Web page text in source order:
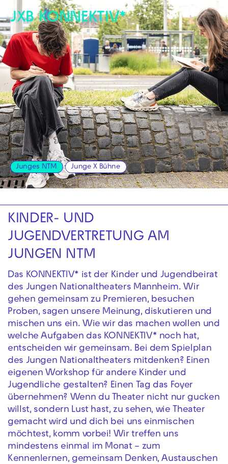
Zur Hauptnavigation springen
Zum Hauptinhalt springen Zum Footer springen
JXB KONNEKTIV*
Junges NTM Junge X Bühne
KINDER- UND
JUGENDVERTRETUNG AM
JUNGEN NTM
Das KONNEKTIV* ist der Kinder und Jugendbeirat
des Jungen Nationaltheaters Mannheim. Wir
gehen gemeinsam zu Premieren, besuchen
Proben, sagen unsere Meinung, diskutieren und
mischen uns ein. Wie wir das machen wollen und
welche Aufgaben das KONNEKTIV* noch hat,
entscheiden wir gemeinsam. Bei dem Spielplan
des Jungen Nationaltheaters mitdenken? Einen
eigenen Workshop für andere Kinder und
Jugendliche gestalten? Einen Tag das Foyer
übernehmen? Wenn du Theater nicht nur gucken
willst, sondern Lust hast, zu sehen, wie Theater
gemacht wird und dich bei uns einmischen
möchtest, komm vorbei! Wir treffen uns
mindestens einmal im Monat – zum
Kennenlernen, gemeinsam Denken, Austauschen